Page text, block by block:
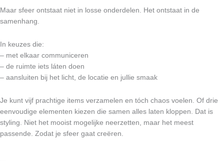
Maar sfeer ontstaat niet in losse onderdelen. Het ontstaat in de
samenhang.
In keuzes die:
– met elkaar communiceren
– de ruimte iets láten doen
– aansluiten bij het licht, de locatie en jullie smaak
Je kunt vijf prachtige items verzamelen en tóch chaos voelen. Of drie
eenvoudige elementen kiezen die samen alles laten kloppen. Dat is
styling. Niet het mooist mogelijke neerzetten, maar het meest
passende. Zodat je sfeer gaat creëren.